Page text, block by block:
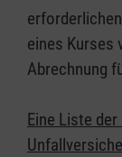
eines Kurses
Abrechnung
Eine Liste